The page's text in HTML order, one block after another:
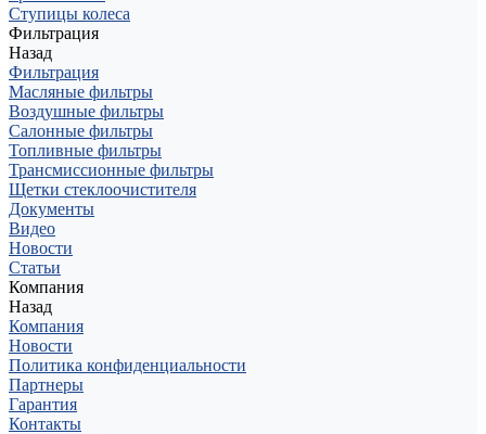
Ступицы колеса
Фильтрация
Назад
Фильтрация
Масляные фильтры
Воздушные фильтры
Салонные фильтры
Топливные фильтры
Трансмиссионные фильтры
Щетки стеклоочистителя
Документы
Видео
Новости
Статьи
Компания
Назад
Компания
Новости
Политика конфиденциальности
Партнеры
Гарантия
Контакты